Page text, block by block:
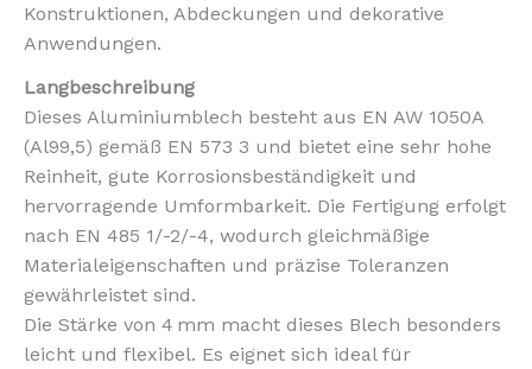
Konstruktionen, Abdeckungen und dekorative
Anwendungen.
Langbeschreibung
Dieses Aluminiumblech besteht aus EN AW 1050A
(Al99,5) gemäß EN 573 3 und bietet eine sehr hohe
Reinheit, gute Korrosionsbeständigkeit und
hervorragende Umformbarkeit. Die Fertigung erfolgt
nach EN 485 1/-2/-4, wodurch gleichmäßige
Materialeigenschaften und präzise Toleranzen
gewährleistet sind.
Die Stärke von 4 mm macht dieses Blech besonders
leicht und flexibel. Es eignet sich ideal für